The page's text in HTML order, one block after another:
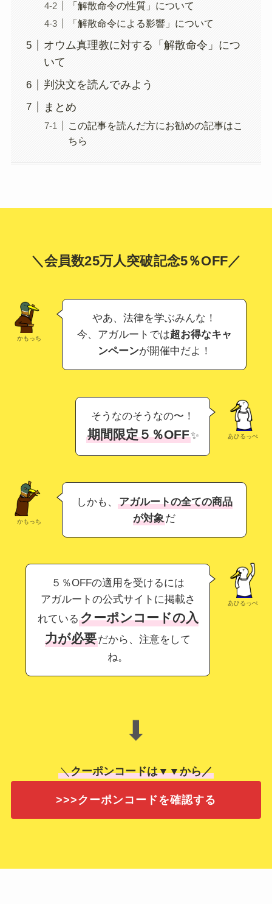
「解散命令の性質」について
「解散命令による影響」について
オウム真理教に対する「解散命令」につ
いて
判決文を読んでみよう
まとめ
この記事を読んだ方にお勧めの記事はこ
ちら
＼会員数25万人突破記念5％OFF／
かもっち
やあ、法律を学ぶみんな！
今、アガルートでは超お得なキャ
ンペーンが開催中だよ！
あひるっぺ
そうなのそうなの〜！
期間限定５％OFF✨
かもっち
しかも、
アガルートの全ての商品
が対象だ
あひるっぺ
５％OFFの適用を受けるには
アガルートの公式サイトに掲載さ
れているクーポンコードの入
力が必要だから、注意をして
ね。
⬇
＼クーポンコードは▼▼から／
>>>クーポンコードを確認する